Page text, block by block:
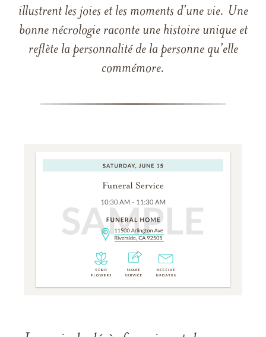
illustrent les joies et les moments d'une vie. Une
bonne nécrologie raconte une histoire unique et
reflète la personnalité de la personne qu'elle
commémore.